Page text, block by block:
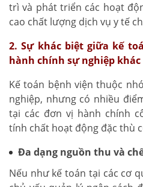
trì và phát triển các hoạt
cao chất lượng dịch vụ y tế
2. Sự khác biệt giữa kế
hành chính sự nghiệp khác
Kế toán bệnh viện thuộc
nghiệp, nhưng có nhiều
tại các đơn vị hành chính
tính chất hoạt động đặc thù
Đa dạng nguồn thu và
Nếu như kế toán tại các cơ